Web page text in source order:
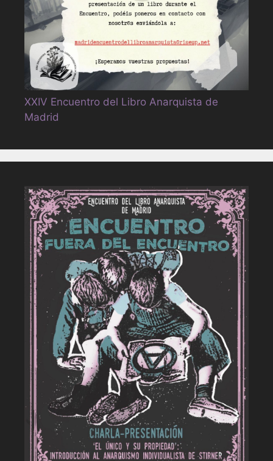
XXIV Encuentro del Libro Anarquista de
Madrid